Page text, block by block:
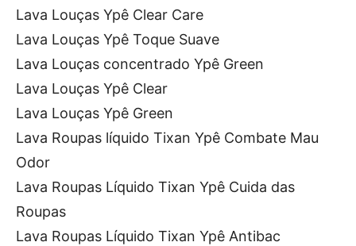
Lava Louças Ypê Clear Care
Lava Louças Ypê Toque Suave
Lava Louças concentrado Ypê Green
Lava Louças Ypê Clear
Lava Louças Ypê Green
Lava Roupas líquido Tixan Ypê Combate Mau
Odor
Lava Roupas Líquido Tixan Ypê Cuida das
Roupas
Lava Roupas Líquido Tixan Ypê Antibac